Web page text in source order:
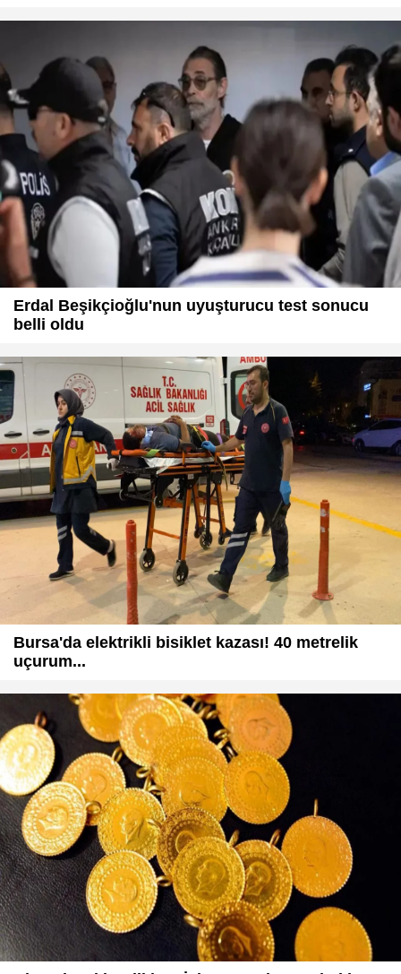
Erdal Beşikçioğlu'nun uyuşturucu test sonucu
belli oldu
Bursa'da elektrikli bisiklet kazası! 40 metrelik
uçurum...